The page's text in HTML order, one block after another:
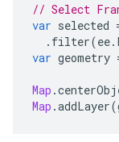
// Select
var selected
. filter(ee.
var geometry
Map .
Map .addLayer(